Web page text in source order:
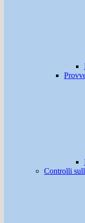
Controlli